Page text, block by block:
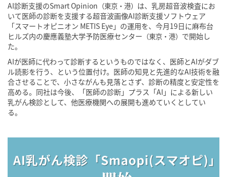
AI診断支援のSmart Opinion （東京・港） は、乳房超音波検査にお
いて医師の診断を支援する超音波画像AI診断支援ソフトウェア
「スマートオピニオン METIS Eye」の運用を、今月19日に麻布台
ヒルズ内の慶應義塾大学予防医療センター （東京・港） で開始し
た。
AIが医師に代わって診断するというものではなく、医師とAIがダブ
ル読影を行う、という位置付け。医師の知見と先進的なAI技術を融
合させることで、小さながんも見落とさず、診断の精度と安定性を
高める。同社は今後、「医師の診断」プラス「AI」による新しい
乳がん検診として、他医療機関への展開も進めていくとしてい
る。